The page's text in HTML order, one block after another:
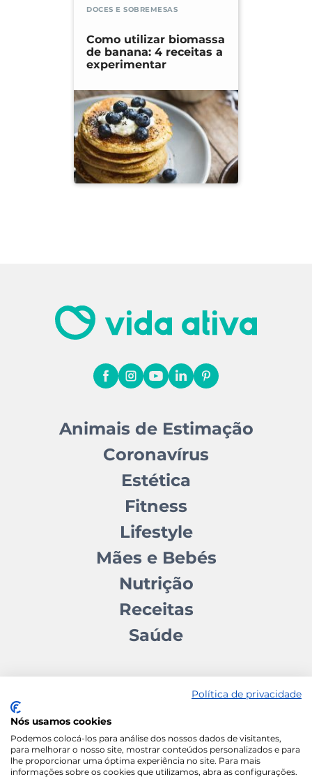
DOCES E SOBREMESAS
Como utilizar biomassa
de banana: 4 receitas a
experimentar
Animais de Estimação
Coronavírus
Estética
Fitness
Lifestyle
Mães e Bebés
Nutrição
Receitas
Saúde
Contactos Quem somos Autores
Estatuto Editorial
Ficha Técnica
Manifesto
Política de privacidade
Nós usamos cookies
Podemos colocá-los para análise dos nossos dados de visitantes,
para melhorar o nosso site, mostrar conteúdos personalizados e para
lhe proporcionar uma óptima experiência no site. Para mais
informações sobre os cookies que utilizamos, abra as configurações.